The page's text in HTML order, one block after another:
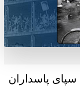
سپای پاسداران